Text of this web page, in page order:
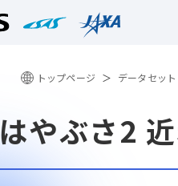
トップページ データセット
はやぶさ2